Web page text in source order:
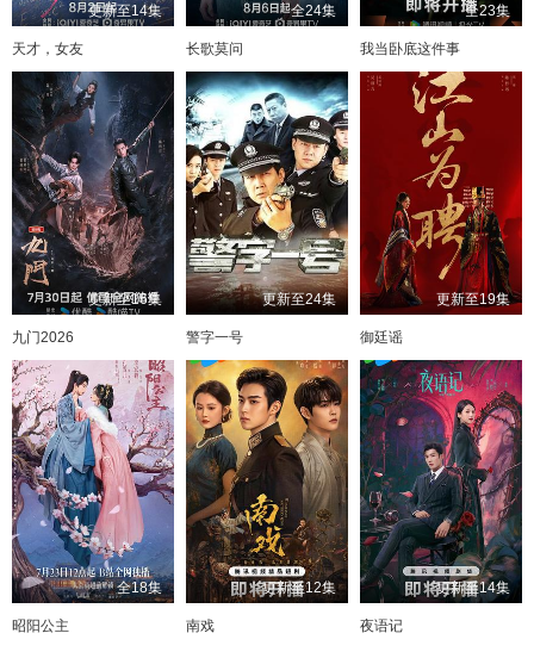
更新至14集
天才，女友
全24集
长歌莫问
全23集
我当卧底这件事
更新至16集
九门2026
更新至24集
警字一号
更新至19集
御廷谣
全18集
昭阳公主
更新至12集
南戏
更新至14集
夜语记